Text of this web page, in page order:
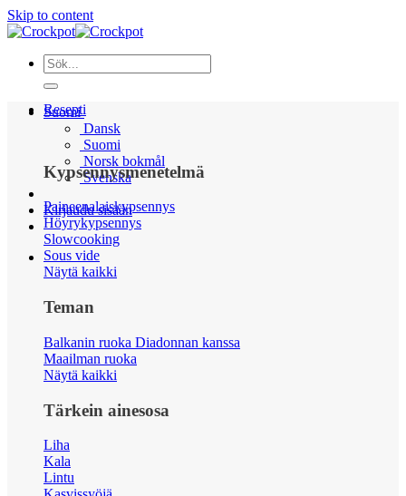
Skip to content
Suomi
Dansk
Suomi
Norsk bokmål
Svenska
Kirjaudu sisään
Resepti
Kypsennysmenetelmä
Paineenalaiskypsennys
Höyrykypsennys
Slowcooking
Sous vide
Näytä kaikki
Teman
Balkanin ruoka Diadonnan kanssa
Maailman ruoka
Näytä kaikki
Tärkein ainesosa
Liha
Kala
Lintu